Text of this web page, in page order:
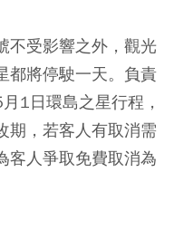
不受影響之外，觀光
都將停駛一天。負責
1日環島之星行程，
期，若客人有取消需
客人爭取免費取消為